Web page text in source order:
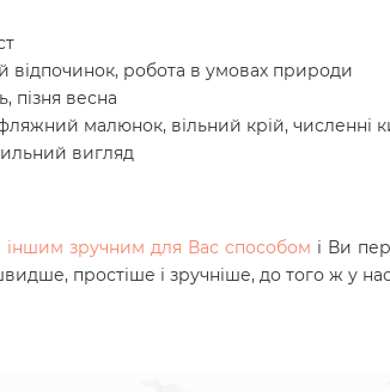
відпочинок, робота в умовах природи
пізня весна
малюнок, вільний крій, численні
вигляд
іншим зручним для Вас способом і Ви
простіше і зручніше, до того ж у